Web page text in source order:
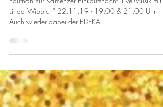
22.November
hautnah zur Kamenzer Einkaufsnacht "Live-Musik mit
Linda Wippich" 22.11.19 - 19.00 & 21.00 Uhr